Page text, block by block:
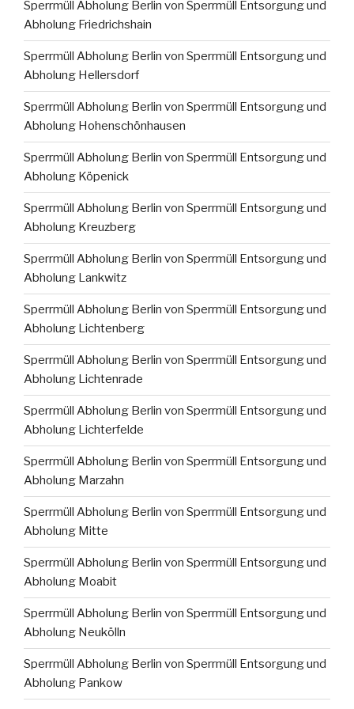
Sperrmüll Abholung Berlin von Sperrmüll Entsorgung und
Abholung Friedrichshain
Sperrmüll Abholung Berlin von Sperrmüll Entsorgung und
Abholung Hellersdorf
Sperrmüll Abholung Berlin von Sperrmüll Entsorgung und
Abholung Hohenschönhausen
Sperrmüll Abholung Berlin von Sperrmüll Entsorgung und
Abholung Köpenick
Sperrmüll Abholung Berlin von Sperrmüll Entsorgung und
Abholung Kreuzberg
Sperrmüll Abholung Berlin von Sperrmüll Entsorgung und
Abholung Lankwitz
Sperrmüll Abholung Berlin von Sperrmüll Entsorgung und
Abholung Lichtenberg
Sperrmüll Abholung Berlin von Sperrmüll Entsorgung und
Abholung Lichtenrade
Sperrmüll Abholung Berlin von Sperrmüll Entsorgung und
Abholung Lichterfelde
Sperrmüll Abholung Berlin von Sperrmüll Entsorgung und
Abholung Marzahn
Sperrmüll Abholung Berlin von Sperrmüll Entsorgung und
Abholung Mitte
Sperrmüll Abholung Berlin von Sperrmüll Entsorgung und
Abholung Moabit
Sperrmüll Abholung Berlin von Sperrmüll Entsorgung und
Abholung Neukölln
Sperrmüll Abholung Berlin von Sperrmüll Entsorgung und
Abholung Pankow